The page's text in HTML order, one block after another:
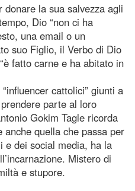
la sua salvezza agli
Dio “non ci ha
una email o un
suo Figlio, il Verbo di Dio
fatto carne e ha abitato in
cattolici” giunti a
parte al loro
Gokim Tagle ricorda
quella che passa per
e dei social media, ha la
Mistero di
e stupore.